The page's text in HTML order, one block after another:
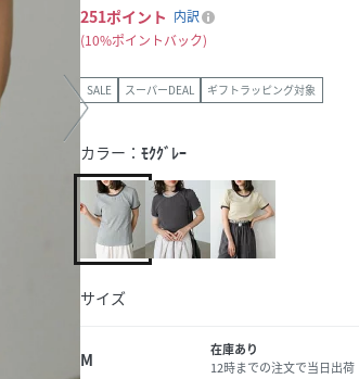
251ポイント 内訳
10%ポイントバック
SALE スーパーDEAL ギフトラッピング対象
カラー： ﾓｸｸﾞﾚｰ
サイズ
M
在庫あり
12時までの注文で当日出荷